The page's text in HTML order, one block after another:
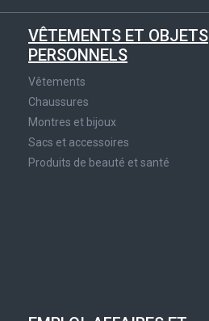
VÊTEMENTS ET OBJETS
PERSONNELS
Vêtements
Chaussures
Montres et bijoux
Sacs et accessoires
Produits de beauté et santé